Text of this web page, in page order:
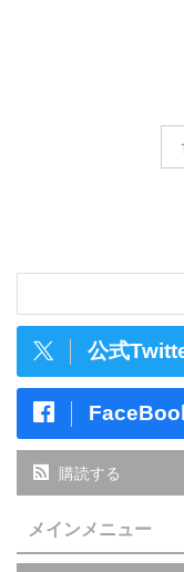
1
公式
購読する
メインメニュー